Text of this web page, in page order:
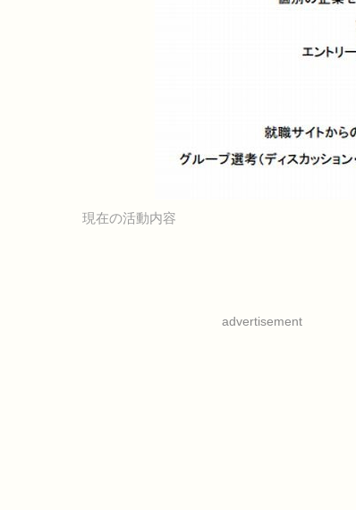
現在の活動内容
advertisement